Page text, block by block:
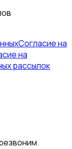
Согласие на
на
рассылок